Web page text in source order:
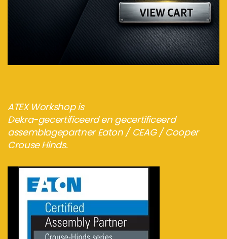
Bezoek de webshop
ATEX Workshop is
Dekra-gecertificeerd en gecertificeerd
assemblagepartner Eaton / CEAG / Cooper
Crouse Hinds.